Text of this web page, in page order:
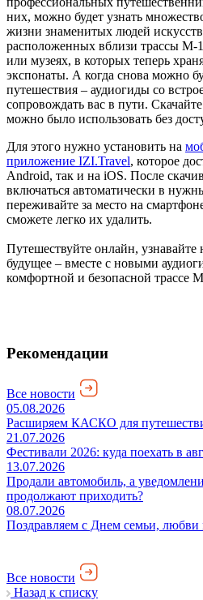
них, можно будет узнать
жизни знаменитых людей
расположенных вблизи трассы М-
или музеях, в которых теперь
экспонаты. А когда снова можно
путешествия – аудиогиды со
сопровождать вас в пути.
можно было использовать без
Для этого нужно установить на
приложение IZI.Travel, которое
Android, так и на iOS. После
включаться автоматически в
переживайте за место на
сможете легко их удалить.
Путешествуйте онлайн, узнавайте
будущее – вместе с новыми
комфортной и безопасной трассе
Рекомендации
Все новости
05.08.2026
Расширяем КАСКО для
21.07.2026
Фестивали 2026: куда поехать в
13.07.2026
Продали автомобиль, а
продолжают приходить?
08.07.2026
Поздравляем с Днем семьи, любви
Все новости
Назад к списку